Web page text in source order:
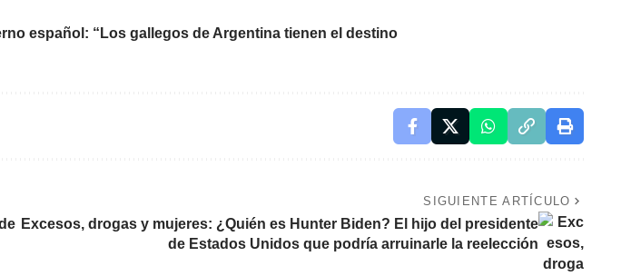
español: “Los gallegos de Argentina tienen el destino
SIGUIENTE ARTÍCULO
Excesos, drogas y mujeres: ¿Quién es Hunter Biden? El hijo del presidente
de Estados Unidos que podría arruinarle la reelección